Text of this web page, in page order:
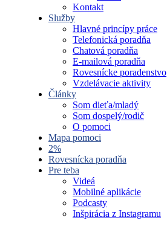
Kontakt
Služby
Hlavné princípy práce
Telefonická poradňa
Chatová poradňa
E-mailová poradňa
Rovesnícke poradenstvo
Vzdelávacie aktivity
Články
Som dieťa/mladý
Som dospelý/rodič
O pomoci
Mapa pomoci
2%
Rovesnícka poradňa
Pre teba
Videá
Mobilné aplikácie
Podcasty
Inšpirácia z Instagramu